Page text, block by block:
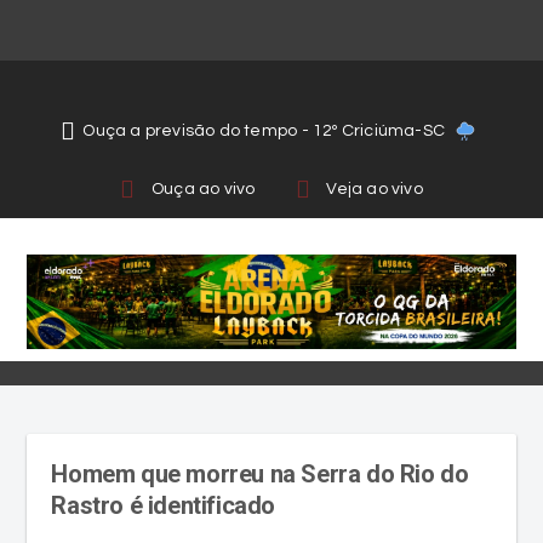
Ouça a previsão do tempo - 12º Criciúma-SC
Ouça ao vivo Veja ao vivo
Homem que morreu na Serra do Rio do
Rastro é identificado